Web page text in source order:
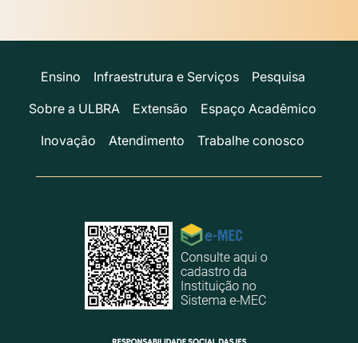
Ensino Infraestrutura e Serviços
Pesquisa
Sobre a ULBRA
Extensão
Espaço Acadêmico
Inovação
Atendimento Trabalhe conosco